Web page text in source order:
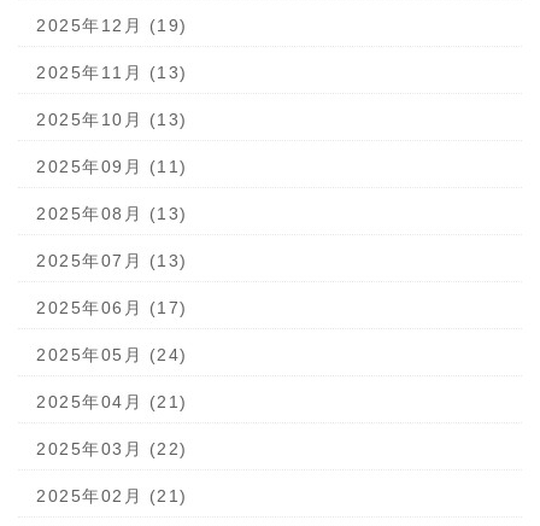
2025年12月 (19)
2025年11月 (13)
2025年10月 (13)
2025年09月 (11)
2025年08月 (13)
2025年07月 (13)
2025年06月 (17)
2025年05月 (24)
2025年04月 (21)
2025年03月 (22)
2025年02月 (21)